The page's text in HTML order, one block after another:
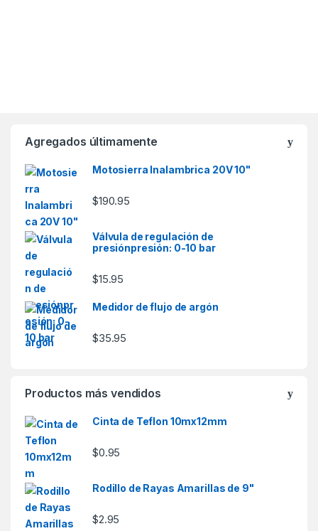
Agregados últimamente
Motosierra Inalambrica 20V 10"
$190.95
Válvula de regulación de
presiónpresión: 0-10 bar
$15.95
Medidor de flujo de argón
$35.95
Productos más vendidos
Cinta de Teflon 10mx12mm
$0.95
Rodillo de Rayas Amarillas de 9"
$2.95